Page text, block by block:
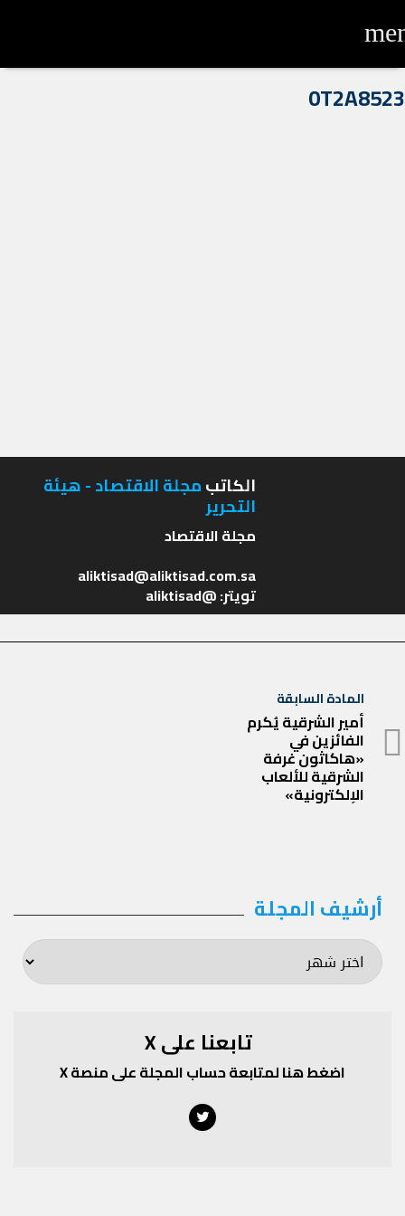
0T2A8523
الكاتبمجلة الاقتصاد - هيئة
التحرير
تويتر: @aliktisad
تصفّح
المقالات
المادة السابقة
المادة
السابقة
أمير الشرقية يُكرم
الفائزين في
«هاكاثون غرفة
الشرقية للألعاب
الإلكترونية»
أرشيف المجلة أرشيف
المجلة
تابعنا على X
اضغط هنا لمتابعة حساب المجلة على منصة X
Twitter